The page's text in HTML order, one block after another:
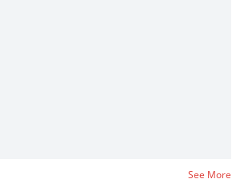
See More